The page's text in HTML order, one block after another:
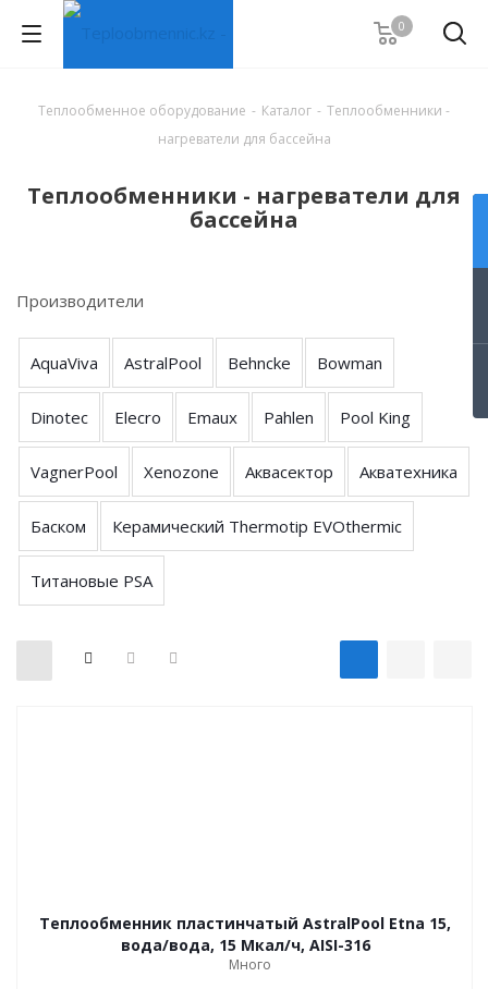
0
Теплообменное оборудование - Каталог - Теплообменники -
нагреватели для бассейна
Теплообменники - нагреватели для
бассейна
Производители
AquaViva AstralPool Behncke Bowman
Dinotec Elecro Emaux Pahlen Pool King
VagnerPool Xenozone Аквасектор Акватехника
Баском Керамический Thermotip EVOthermic
Титановые PSA
Теплообменник пластинчатый AstralPool Etna 15,
вода/вода, 15 Мкал/ч, AISI-316
Много